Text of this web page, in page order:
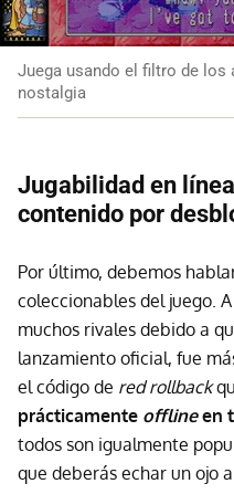
Juega usando el filtro de los
nostalgia
Jugabilidad en
contenido por
Por último, debemos
coleccionables del juego.
muchos rivales debido a
lanzamiento oficial, fue
el código de red rollback
prácticamente offlineen
todos son igualmente
que deberás echar un ojo